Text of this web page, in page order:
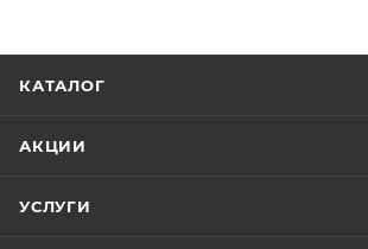
КАТАЛОГ
АКЦИИ
УСЛУГИ